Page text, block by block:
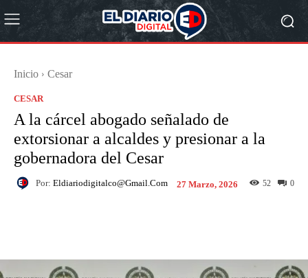
Inicio Cesar
CESAR
A la cárcel abogado señalado de
extorsionar a alcaldes y presionar a la
gobernadora del Cesar
Por: Eldiariodigitalco@gmail.com 27 Marzo, 2026 0
52